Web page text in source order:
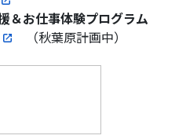
＆お仕事体験プログラム
（秋葉原計画中）